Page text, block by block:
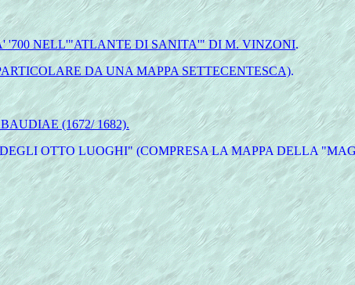
'700 NELL'"ATLANTE DI SANITA'" DI M. VINZONI.
DA UNA MAPPA SETTECENTESCA).
(1672/ 1682).
OTTO LUOGHI" (COMPRESA LA MAPPA DELLA